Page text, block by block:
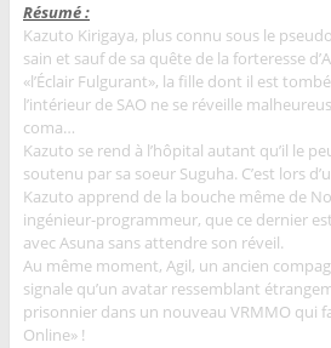
Résumé :
Kazuto Kirigaya, plus connu sous le
sain et sauf de sa quête de la forteresse
«l’Éclair Fulgurant», la fille dont il est
l’intérieur de SAO ne se réveille
coma…
Kazuto se rend à l’hôpital autant qu’il le
soutenu par sa soeur Suguha. C’est lors
Kazuto apprend de la bouche même de
ingénieur-programmeur, que ce dernier
avec Asuna sans attendre son réveil.
Au même moment, Agil, un ancien
signale qu’un avatar ressemblant
prisonnier dans un nouveau VRMMO qui
Online» !